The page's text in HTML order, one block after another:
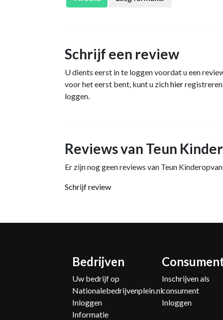
Schrijf een review
U dients eerst in te loggen voordat u een
voor het eerst bent, kunt u zichhier
loggen.
Reviews van Teun
Er zijn nog geen reviews van Teun
Schrijf review
Bedrijven
Uw bedrijf op
Nationalebedrijvenplein.nl
Inloggen
Informatie
Inschrijven als
consument
Inloggen